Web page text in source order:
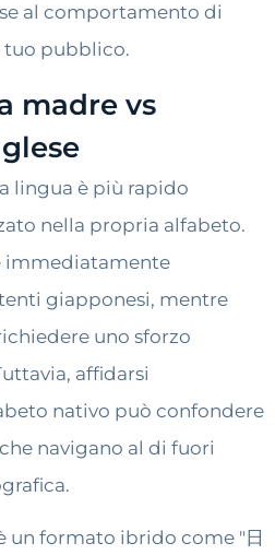
al comportamento di
tuo pubblico.
madre vs
lingua è più rapido
nella propria alfabeto.
immediatamente
giapponesi, mentre
uno sforzo
affidarsi
nativo può confondere
navigano al di fuori
un formato ibrido come "日